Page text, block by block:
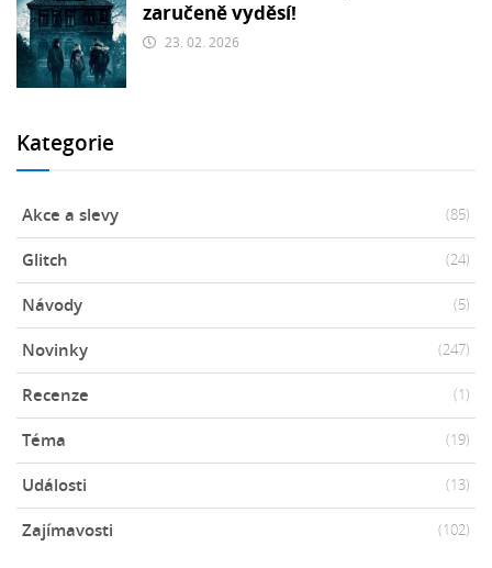
zaručeně vyděsí!
23. 02. 2026
Kategorie
Akce a slevy (85)
Glitch (24)
Návody (5)
Novinky (247)
Recenze (1)
Téma (19)
Události (13)
Zajímavosti (102)